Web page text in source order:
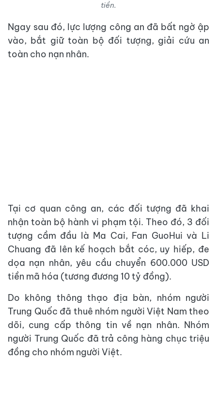
tiền.
Ngay sau đó, lực lượng công an đã bất ngờ ập
vào, bắt giữ toàn bộ đối tượng, giải cứu an
toàn cho nạn nhân.
Tại cơ quan công an, các đối tượng đã khai
nhận toàn bộ hành vi phạm tội. Theo đó, 3 đối
tượng cầm đầu là Ma Cai, Fan GuoHui và Li
Chuang đã lên kế hoạch bắt cóc, uy hiếp, đe
dọa nạn nhân, yêu cầu chuyển 600.000 USD
tiền mã hóa (tương đương 10 tỷ đồng).
Do không thông thạo địa bàn, nhóm người
Trung Quốc đã thuê nhóm người Việt Nam theo
dõi, cung cấp thông tin về nạn nhân. Nhóm
người Trung Quốc đã trả công hàng chục triệu
đồng cho nhóm người Việt.